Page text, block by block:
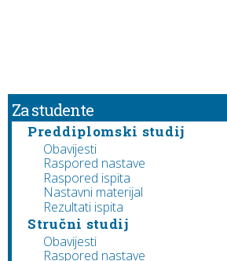
Za studente
Preddiplomski studij
Obavijesti
Raspored nastave
Raspored ispita
Nastavni materijal
Rezultati ispita
Stručni studij
Obavijesti
Raspored nastave